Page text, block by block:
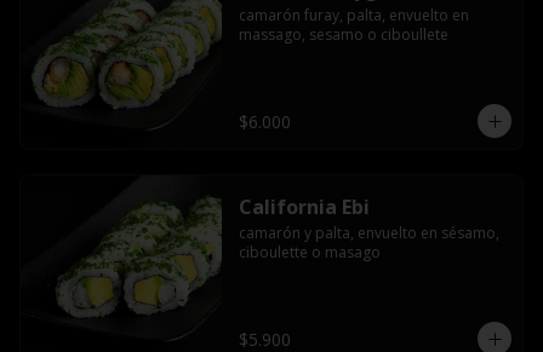
camarón furay, palta, envuelto en
massago, sesamo o ciboullete
$6.000
California Ebi
camarón y palta, envuelto en sésamo,
ciboulette o masago
$5.900